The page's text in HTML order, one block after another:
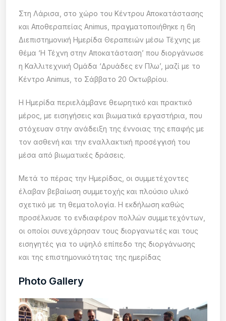
Στη Λάρισα, στο χώρο του Κέντρου Αποκατάστασης
και Αποθεραπείας Animus, πραγματοποιήθηκε η 6η
Διεπιστημονική Ημερίδα Θεραπειών μέσω Τέχνης με
θέμα ‘Η Τέχνη στην Αποκατάσταση’ που διοργάνωσε
η Καλλιτεχνική Ομάδα ‘Δρυάδες εν Πλω’, μαζί με το
Κέντρο Animus, το Σάββατο 20 Οκτωβρίου.
Η Ημερίδα περιελάμβανε θεωρητικό και πρακτικό
μέρος, με εισηγήσεις και βιωματικά εργαστήρια, που
στόχευαν στην ανάδειξη της έννοιας της επαφής με
τον ασθενή και την εναλλακτική προσέγγισή του
μέσα από βιωματικές δράσεις.
Μετά το πέρας την Ημερίδας, οι συμμετέχοντες
έλαβαν βεβαίωση συμμετοχής και πλούσιο υλικό
σχετικό με τη θεματολογία. Η εκδήλωση καθώς
προσέλκυσε το ενδιαφέρον πολλών συμμετεχόντων,
οι οποίοι συνεχάρησαν τους διοργανωτές και τους
εισηγητές για το υψηλό επίπεδο της διοργάνωσης
και της επιστημονικότητας της ημερίδας
Photo Gallery